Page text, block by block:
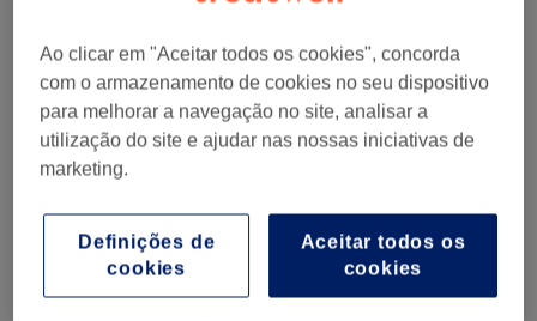
Procurar mais centros
Ao clicar em "Aceitar todos os cookies", concorda
com o armazenamento de cookies no seu dispositivo
para melhorar a navegação no site, analisar a
utilização do site e ajudar nas nossas iniciativas de
marketing.
Aceitar todos os
cookies
Definições de
cookies